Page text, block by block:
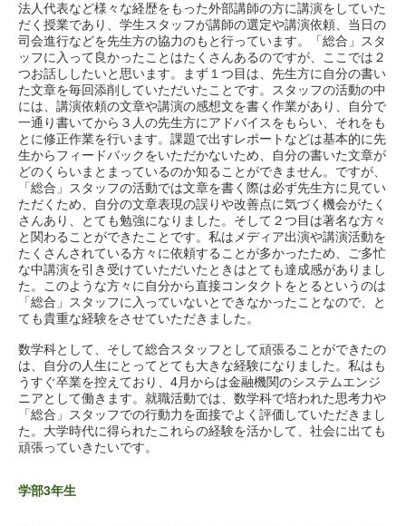
法人代表など様々な経歴をもった外部講師の方に講演をしていた
だく授業であり、学生スタッフが講師の選定や講演依頼、当日の
司会進行などを先生方の協力のもと行っています。「総合」スタ
ッフに入って良かったことはたくさんあるのですが、ここでは２
つお話ししたいと思います。まず１つ目は、先生方に自分の書い
た文章を毎回添削していただいたことです。スタッフの活動の中
には、講演依頼の文章や講演の感想文を書く作業があり、自分で
一通り書いてから３人の先生方にアドバイスをもらい、それをも
とに修正作業を行います。課題で出すレポートなどは基本的に先
生からフィードバックをいただかないため、自分の書いた文章が
どのくらいまとまっているのか知ることができません。ですが、
「総合」スタッフの活動では文章を書く際は必ず先生方に見てい
ただくため、自分の文章表現の誤りや改善点に気づく機会がたく
さんあり、とても勉強になりました。そして２つ目は著名な方々
と関わることができたことです。私はメディア出演や講演活動を
たくさんされている方々に依頼することが多かったため、ご多忙
な中講演を引き受けていただいたときはとても達成感がありまし
た。このような方々に自分から直接コンタクトをとるというのは
「総合」スタッフに入っていないとできなかったことなので、と
ても貴重な経験をさせていただきました。
数学科として、そして総合スタッフとして頑張ることができたの
は、自分の人生にとってとても大きな経験になりました。私はも
うすぐ卒業を控えており、4月からは金融機関のシステムエンジ
ニアとして働きます。就職活動では、数学科で培われた思考力や
「総合」スタッフでの行動力を面接でよく評価していただきまし
た。大学時代に得られたこれらの経験を活かして、社会に出ても
頑張っていきたいです。
学部3年生